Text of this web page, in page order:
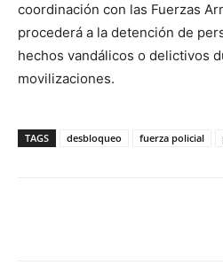
coordinación con las Fuerzas
procederá a la detención de
hechos vandálicos o delictivos
movilizaciones.
TAGS desbloqueo fuerza policial